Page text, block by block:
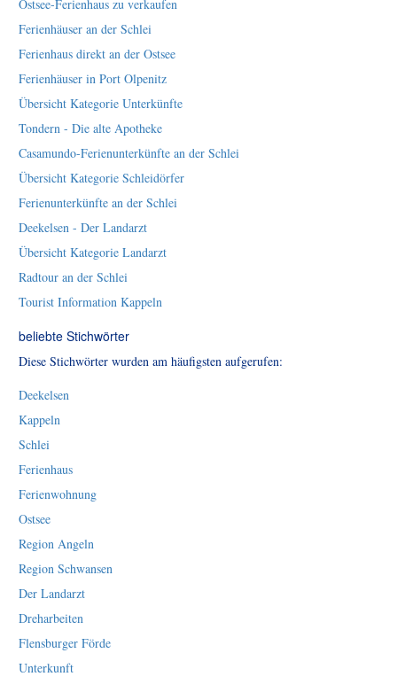
Ostsee-Ferienhaus zu verkaufen
Ferienhäuser an der Schlei
Ferienhaus direkt an der Ostsee
Ferienhäuser in Port Olpenitz
Übersicht Kategorie Unterkünfte
Tondern - Die alte Apotheke
Casamundo-Ferienunterkünfte an der Schlei
Übersicht Kategorie Schleidörfer
Ferienunterkünfte an der Schlei
Deekelsen - Der Landarzt
Übersicht Kategorie Landarzt
Radtour an der Schlei
Tourist Information Kappeln
beliebte Stichwörter
Diese Stichwörter wurden am häufigsten aufgerufen:
Deekelsen
Kappeln
Schlei
Ferienhaus
Ferienwohnung
Ostsee
Region Angeln
Region Schwansen
Der Landarzt
Dreharbeiten
Flensburger Förde
Unterkunft